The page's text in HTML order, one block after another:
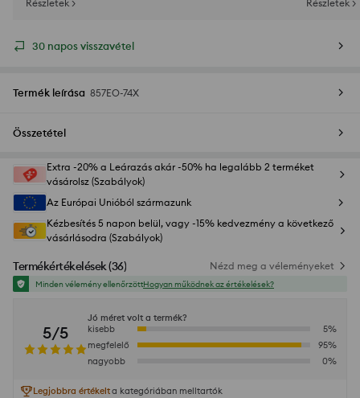
Részletek >
Részletek >
30 napos visszavétel
Termék leírása 857EO-74X
Összetétel
Extra -20% a Leárazás akár -50% ha legalább 2 terméket
vásárolsz (Szabályok)
Az Európai Unióból származunk
Kézbesítés 5 napon belül, vagy -15% kedvezmény a következő
vásárlásodra (Szabályok)
Termékértékelések(36) Nézd meg a véleményeket
Minden vélemény ellenőrzöttHogyan működnek az értékelések?
5/5
Jó méret volt a termék?
kisebb
5%
megfelelő
95%
nagyobb
0%
Legjobbra értékelta kategóriában melltartók